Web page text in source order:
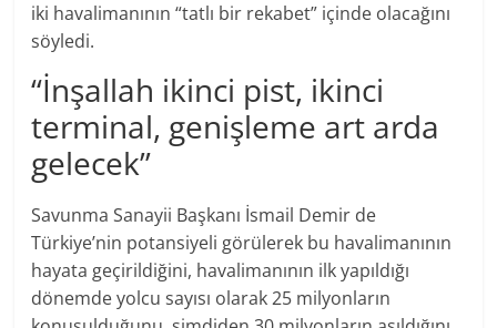
iki havalimanının “tatlı bir rekabet” içinde olacağını
söyledi.
“İnşallah ikinci pist, ikinci
terminal, genişleme art arda
gelecek”
Savunma Sanayii Başkanı İsmail Demir de
Türkiye’nin potansiyeli görülerek bu havalimanının
hayata geçirildiğini, havalimanının ilk yapıldığı
dönemde yolcu sayısı olarak 25 milyonların